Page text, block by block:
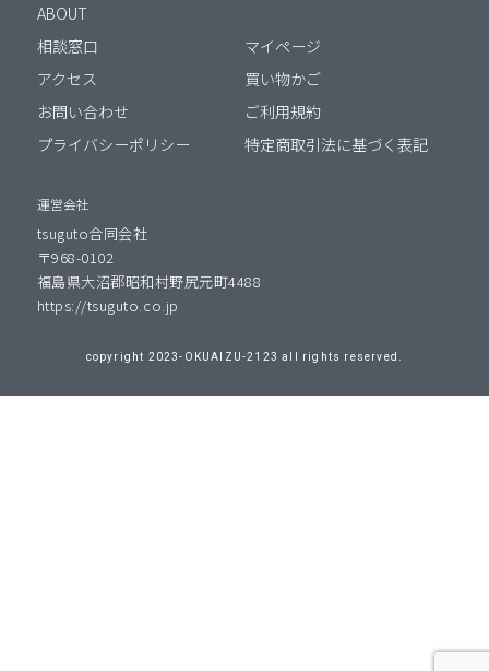
ABOUT
相談窓口
アクセス
お問い合わせ
プライバシーポリシー
マイページ
買い物かご
ご利用規約
特定商取引法に基づく表記
運営会社
tsuguto合同会社
〒968-0102
福島県大沼郡昭和村野尻元町4488
https://tsuguto.co.jp
copyright 2023-OKUAIZU-2123 all rights reserved.